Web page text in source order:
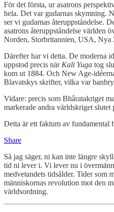
För det första, ur asatrons
hela. Det var gudarnas skymning.
ser vi gudarnas återuppståndelse.
asatrons återuppståndelse världen
Norden, Storbritannien, USA, Nya
Därefter har vi detta. De moderna
uppstod precis när Kali Yuga tog
kom ut 1884. Och New Age-
Blavatskys skrifter, vilka var
Vidare: precis som Bhâratakriget
markerade andra världskriget slutet
Detta är ett faktum av fundamental
Share
Så jag säger, ni kan inte längre
tid ni lever i. Vi lever nu i
medvetandets tidsålder. Tider som
människornas revolution mot den
världsordning.